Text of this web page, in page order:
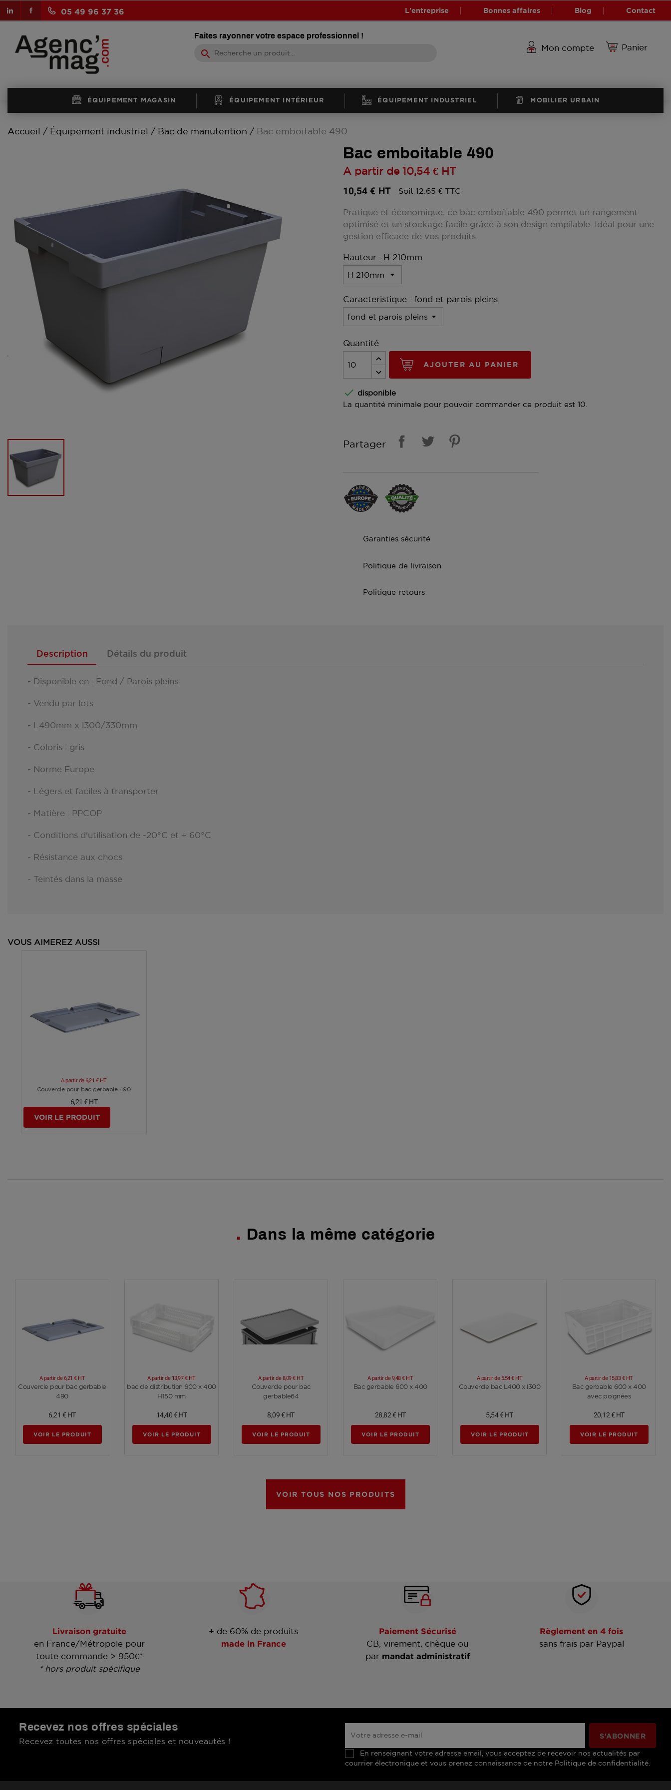
05 49 96 37 36
Facebook
LinkedIn
L'entreprise Bonnes affaires Blog Contact
Faites rayonner votre espace professionnel !
search
Panier
Mon compte
ÉQUIPEMENT MAGASIN ÉQUIPEMENT INTÉRIEUR ÉQUIPEMENT INDUSTRIEL MOBILIER URBAIN
Accueil Équipement industriel Bac de manutention Bac emboitable 490
Bac emboitable 490
A partir de 10,54 € HT
10,54 € HT Soit 12.65 € TTC
Pratique et économique, ce bac emboîtable 490 permet un rangement
optimisé et un stockage facile grâce à son design empilable. Idéal pour une
gestion efficace de vos produits.
Hauteur : H 210mm
Caracteristique : fond et parois pleins
Quantité
AJOUTER AU PANIER
 disponible
La quantité minimale pour pouvoir commander ce produit est 10.
Partager
Garanties sécurité
Politique de livraison
Politique retours
Description Détails du produit
- Disponible en : Fond / Parois pleins
- Vendu par lots
- L490mm x l300/330mm
- Coloris : gris
- Norme Europe
- Légers et faciles à transporter
- Matière : PPCOP
- Conditions d'utilisation de -20°C et + 60°C
- Résistance aux chocs
- Teintés dans la masse
VOUS AIMEREZ AUSSI
Voir plus
Couvercle pour bac gerbable 490
A partir de6,21 € HT
6,21 € HT
VOIR LE PRODUIT
Dans la même catégorie
Voir plus
Couvercle pour bac gerbable
490
A partir de6,21 € HT
6,21 € HT
VOIR LE PRODUIT
Voir plus
bac de distribution 600 x 400
H150 mm
A partir de 13,97 € HT
14,40 € HT
VOIR LE PRODUIT
Voir plus
Couvercle pour bac
gerbable64
A partir de8,09 € HT
8,09 € HT
VOIR LE PRODUIT
Voir plus
Bac gerbable 600 x 400
A partir de9,48 € HT
28,82 € HT
VOIR LE PRODUIT
Voir plus
Couvercle bac L400 x l300
A partir de 5,54 € HT
5,54 € HT
VOIR LE PRODUIT
Voir plus
Bac gerbable 600 x 400
avec poignées
A partir de 15,83 € HT
20,12 € HT
VOIR LE PRODUIT
VOIR TOUS NOS PRODUITS
Livraison gratuite
en France/Métropole pour
toute commande > 950€*
* hors produit spécifique
+ de 60% de produits
made in France
Paiement Sécurisé
CB, virement, chèque ou
par mandat administratif
Règlement en 4 fois
sans frais par Paypal
Recevez nos offres spéciales
Recevez toutes nos offres spéciales et nouveautés !
En renseignant votre adresse email, vous acceptez de recevoir nos actualités par
courrier électronique et vous prenez connaissance de notre Politique de confidentialité.